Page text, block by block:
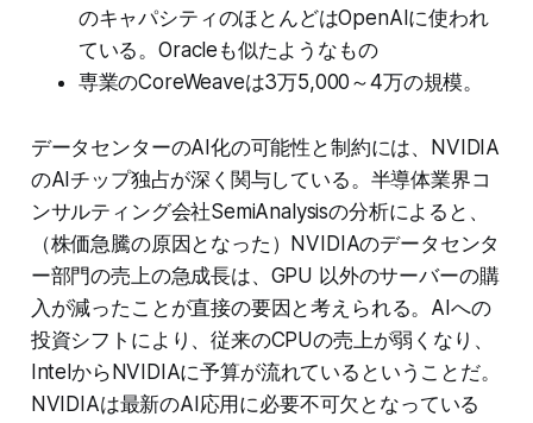
のキャパシティのほとんどはOpenAIに使われ
ている。Oracleも似たようなもの
専業のCoreWeaveは3万5,000～4万の規模。
データセンターのAI化の可能性と制約には、NVIDIA
のAIチップ独占が深く関与している。半導体業界コ
ンサルティング会社SemiAnalysisの分析によると、
（株価急騰の原因となった）NVIDIAのデータセンタ
ー部門の売上の急成長は、GPU 以外のサーバーの購
入が減ったことが直接の要因と考えられる。AIへの
投資シフトにより、従来のCPUの売上が弱くなり、
IntelからNVIDIAに予算が流れているということだ。
NVIDIAは最新のAI応用に必要不可欠となっている